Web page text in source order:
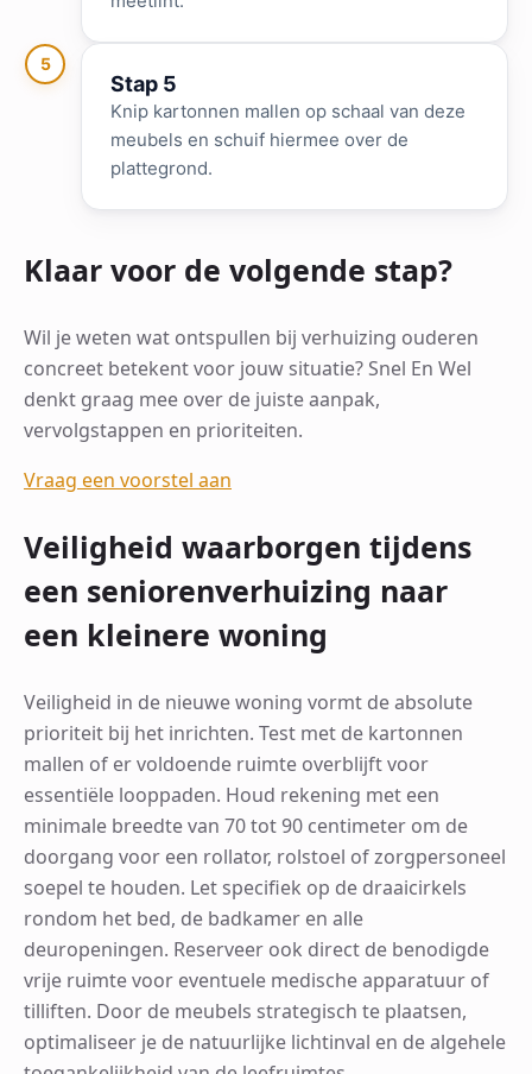
5
Stap 5
Knip kartonnen mallen op schaal van deze
meubels en schuif hiermee over de
plattegrond.
Klaar voor de volgende stap?
Wil je weten wat ontspullen bij verhuizing ouderen
concreet betekent voor jouw situatie? Snel En Wel
denkt graag mee over de juiste aanpak,
vervolgstappen en prioriteiten.
Vraag een voorstel aan
Veiligheid waarborgen tijdens
een seniorenverhuizing naar
een kleinere woning
Veiligheid in de nieuwe woning vormt de absolute
prioriteit bij het inrichten. Test met de kartonnen
mallen of er voldoende ruimte overblijft voor
essentiële looppaden. Houd rekening met een
minimale breedte van 70 tot 90 centimeter om de
doorgang voor een rollator, rolstoel of zorgpersoneel
soepel te houden. Let specifiek op de draaicirkels
rondom het bed, de badkamer en alle
deuropeningen. Reserveer ook direct de benodigde
vrije ruimte voor eventuele medische apparatuur of
tilliften. Door de meubels strategisch te plaatsen,
optimaliseer je de natuurlijke lichtinval en de algehele